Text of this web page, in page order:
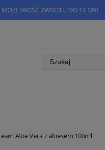
MOŻLIWOŚĆ ZWROTU DO 14 DNI
Aloe Vera z aloesem 100ml